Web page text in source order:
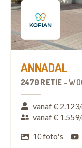
ANNADAL
2470 RETIE -
vanaf € 2.123
vanaf € 1.559
10 foto's